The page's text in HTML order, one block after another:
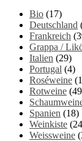
Bio (17)
Deutschland
Frankreich
Grappa /
Italien (29)
Portugal (4)
Roséweine
Rotweine
Spanien (18)
Weinkiste
Weissweine